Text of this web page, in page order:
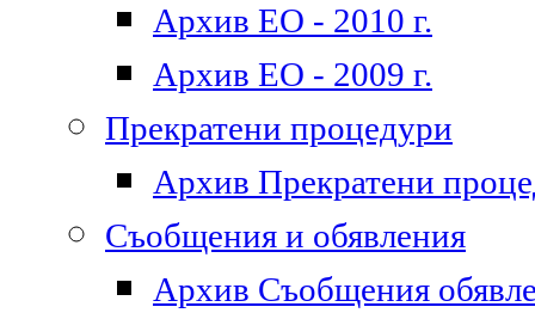
Архив ЕО - 2010 г.
Архив ЕО - 2009 г.
Прекратени процедури
Архив Прекратени
Съобщения и обявления
Архив Съобщения